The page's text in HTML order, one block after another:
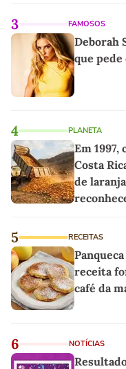
3 FAMOSOS
Deborah
que pede
4 PLANETA
Em
Costa
de
5 RECEITAS
receita
café da
6 NOTÍCIAS